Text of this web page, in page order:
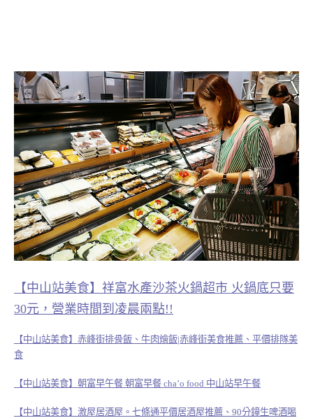
【中山站美食】祥富水產沙茶火鍋超市 火鍋底只要
30元，營業時間到凌晨兩點!!
【中山站美食】赤峰街排骨飯、牛肉燴飯|赤峰街美食推薦、平價排隊美
食
【中山站美食】朝富早午餐 朝富早餐 cha’o food 中山站早午餐
【中山站美食】激屋居酒屋。七條通平價居酒屋推薦、90分鐘生啤酒喝